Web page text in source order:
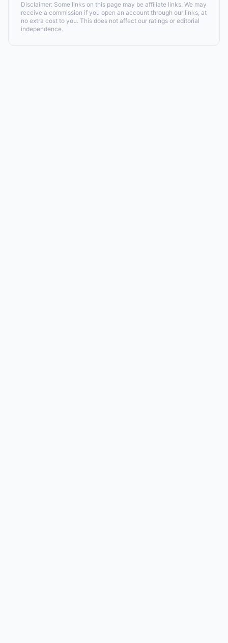
Disclaimer: Some links on this page may be affiliate links. We may
receive a commission if you open an account through our links, at
no extra cost to you. This does not affect our ratings or editorial
independence.